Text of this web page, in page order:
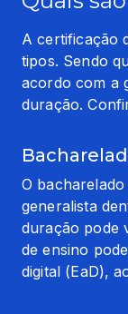
A certificação
tipos. Sendo
acordo com a
duração.
O
generalista
duração pode
de ensino
digital (EaD),